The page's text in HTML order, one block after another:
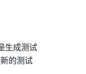
生成测试
的测试